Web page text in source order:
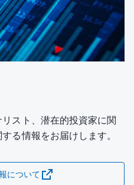
スト、潜在的投資家に関
る情報をお届けします。
について